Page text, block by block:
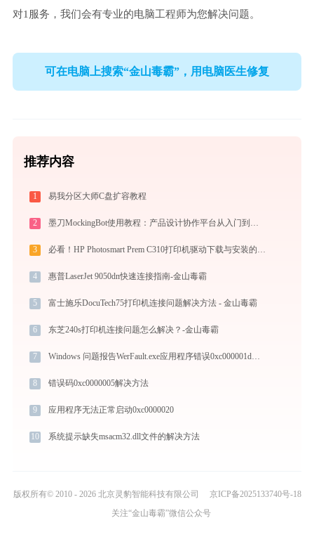
对1服务，我们会有专业的电脑工程师为您解决问题。
可在电脑上搜索“金山毒霸”，用电脑医生修复
推荐内容
1 易我分区大师C盘扩容教程
2 墨刀MockingBot使用教程：产品设计协作平台从入门到精通
3 必看！HP Photosmart Prem C310打印机驱动下载与安装的正确姿势
4 惠普LaserJet 9050dn快速连接指南-金山毒霸
5 富士施乐DocuTech75打印机连接问题解决方法 - 金山毒霸
6 东芝240s打印机连接问题怎么解决？-金山毒霸
7 Windows 问题报告WerFault.exe应用程序错误0xc000001d解决方法
8 错误码0xc0000005解决方法
9 应用程序无法正常启动0xc0000020
10 系统提示缺失msacm32.dll文件的解决方法
版权所有© 2010 - 2026 北京灵豹智能科技有限公司
京ICP备2025133740号-18
关注“金山毒霸”微信公众号